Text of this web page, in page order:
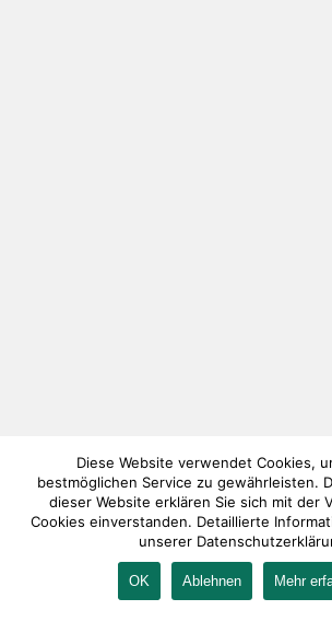
IMPRESSUM KONTAKT AGB
Diese Website verwendet Cookies,
bestmöglichen Service zu gewährleisten.
dieser Website erklären Sie sich mit der
Cookies einverstanden. Detaillierte
unserer
OK Ablehnen Mehr